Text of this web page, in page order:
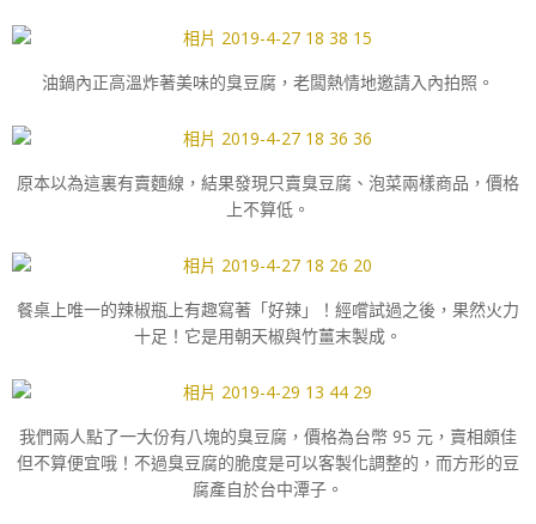
油鍋內正高溫炸著美味的臭豆腐，老闆熱情地邀請入內拍照。
原本以為這裏有賣麵線，結果發現只賣臭豆腐、泡菜兩樣商品，價格
上不算低。
餐桌上唯一的辣椒瓶上有趣寫著「好辣」！經嚐試過之後，果然火力
十足！它是用朝天椒與竹薑末製成。
我們兩人點了一大份有八塊的臭豆腐，價格為台幣 95 元，賣相頗佳
但不算便宜哦！不過臭豆腐的脆度是可以客製化調整的，而方形的豆
腐產自於台中潭子。